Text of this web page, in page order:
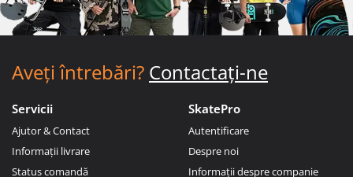
Aveți întrebări? Contactați-ne
Servicii
Ajutor & Contact
Informații livrare
Status comandă
SkatePro
Autentificare
Despre noi
Informații despre companie